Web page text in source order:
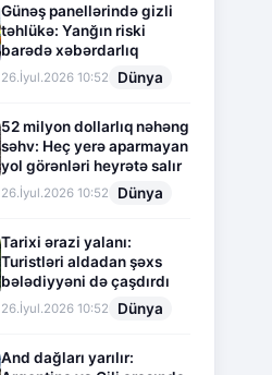
Günəş panellərində gizli
təhlükə: Yanğın riski
barədə xəbərdarlıq
26.İyul.2026 10:52 Dünya
52 milyon dollarlıq nəhəng
səhv: Heç yerə aparmayan
yol görənləri heyrətə salır
26.İyul.2026 10:52 Dünya
Tarixi ərazi yalanı:
Turistləri aldadan şəxs
bələdiyyəni də çaşdırdı
26.İyul.2026 10:52 Dünya
And dağları yarılır: